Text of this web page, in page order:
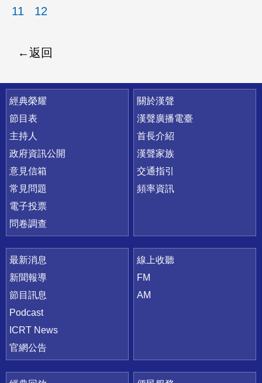
11
12
返回
快速連結
經典榮耀
節目表
主持人
政府資訊公開
意見信箱
常見問題
電子投票
問卷調查
關於漢聲
漢聲廣播電臺
首長介紹
漢聲家族
交通指引
頻率資訊
最新消息
新聞報導
節目訊息
Podcast
ICRT News
官網公告
線上收聽
FM
AM